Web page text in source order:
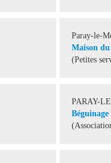
Paray-le-
Maison
(Petites
PARAY-